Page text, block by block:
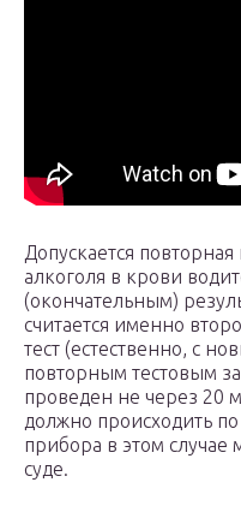
Допускается
алкоголя в крови
(окончательным)
считается именно
тест (естественно, с
повторным тестовым
проведен не через 20
должно происходить
прибора в этом случае
суде.